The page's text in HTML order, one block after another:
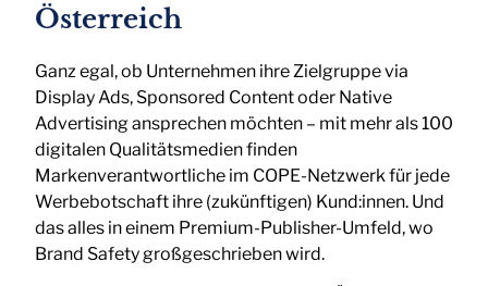
Österreich
Ganz egal, ob Unternehmen ihre Zielgruppe via
Display Ads, Sponsored Content oder Native
Advertising ansprechen möchten – mit mehr als 100
digitalen Qualitätsmedien finden
Markenverantwortliche im COPE-Netzwerk für jede
Werbebotschaft ihre (zukünftigen) Kund:innen. Und
das alles in einem Premium-Publisher-Umfeld, wo
Brand Safety großgeschrieben wird.